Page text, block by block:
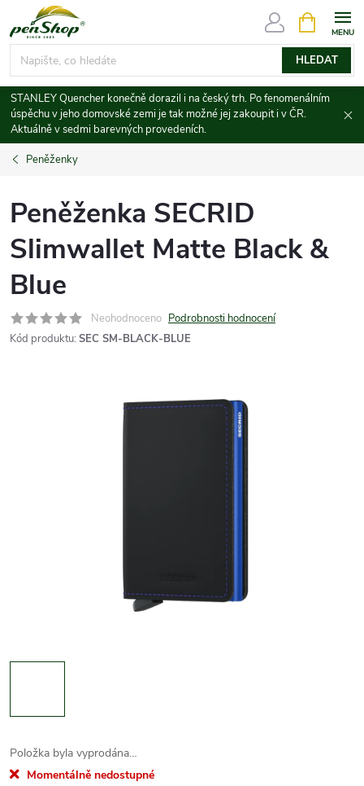
na
obsah
HLEDAT
NÁKUPNÍ
KOŠÍK
STANLEY Quencher konečně dorazil i na český trh. Po fenomenálním
úspěchu v jeho domovské zemi je tak možné jej zakoupit i v ČR.
Aktuálně v sedmi barevných provedeních.
Peněženky
Peněženka SECRID
Slimwallet Matte Black &
Blue
Neohodnoceno Podrobnosti hodnocení
Kód produktu: SEC SM-BLACK-BLUE
Položka byla vyprodána…
Momentálně nedostupné